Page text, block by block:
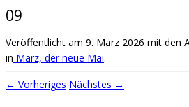
09
Veröffentlicht am 9. März 2026 mit den
in März, der neue Mai.
← Vorheriges Nächstes →